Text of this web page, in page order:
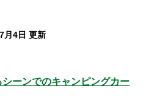
月4日 更新
ーンでのキャンピングカー